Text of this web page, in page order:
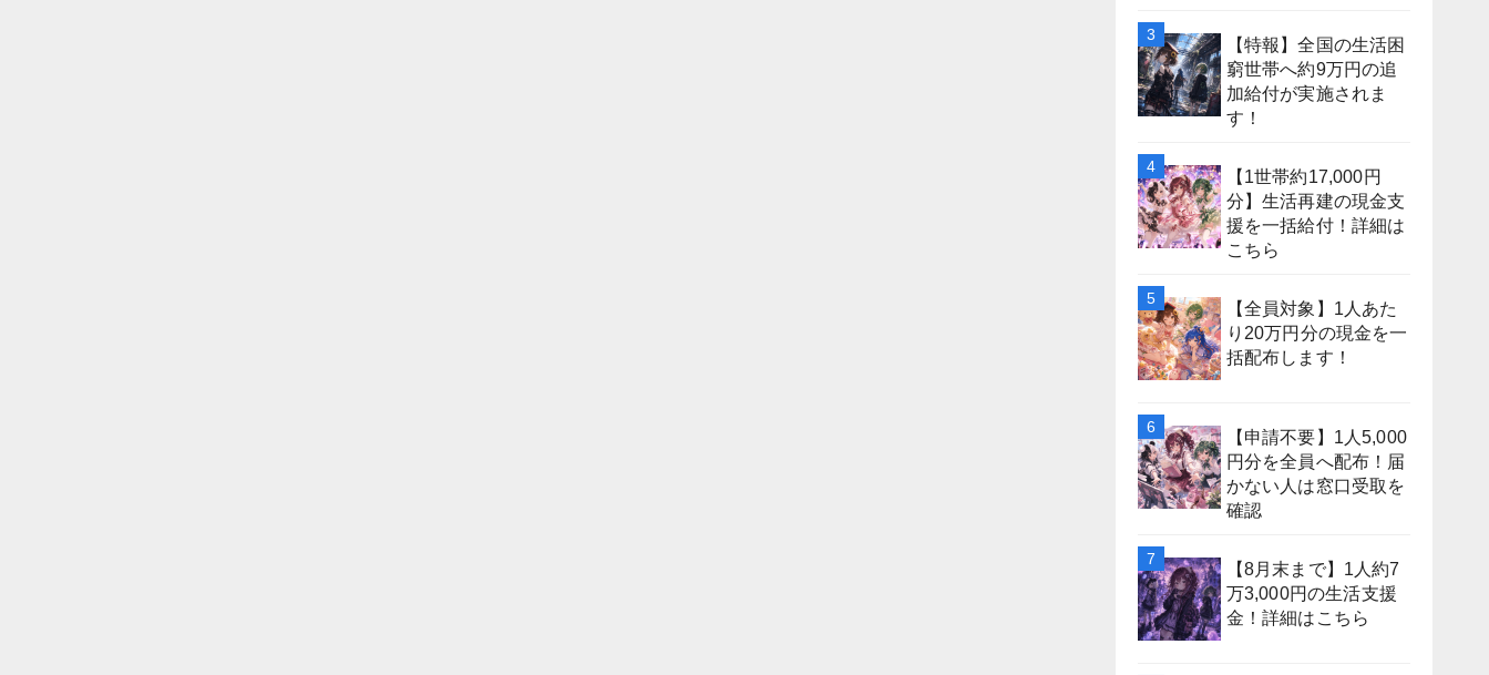
【特報】全国の生活困
窮世帯へ約9万円の追
加給付が実施されま
す！
【1世帯約17,000円
分】生活再建の現金支
援を一括給付！詳細は
こちら
【全員対象】1人あた
り20万円分の現金を一
括配布します！
【申請不要】1人5,000
円分を全員へ配布！届
かない人は窓口受取を
確認
【8月末まで】1人約7
万3,000円の生活支援
金！詳細はこちら